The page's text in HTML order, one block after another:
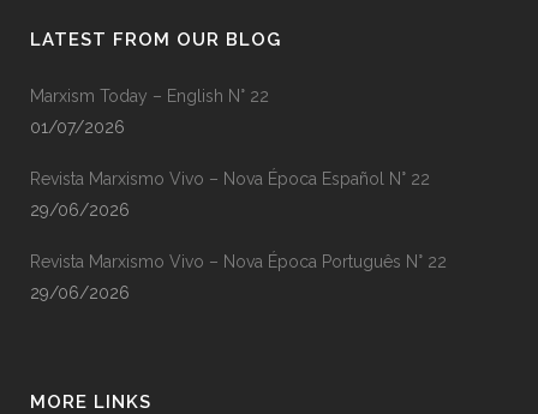
LATEST FROM OUR BLOG
Marxism Today – English N° 22
01/07/2026
Revista Marxismo Vivo – Nova Época Español N° 22
29/06/2026
Revista Marxismo Vivo – Nova Época Português N° 22
29/06/2026
MORE LINKS